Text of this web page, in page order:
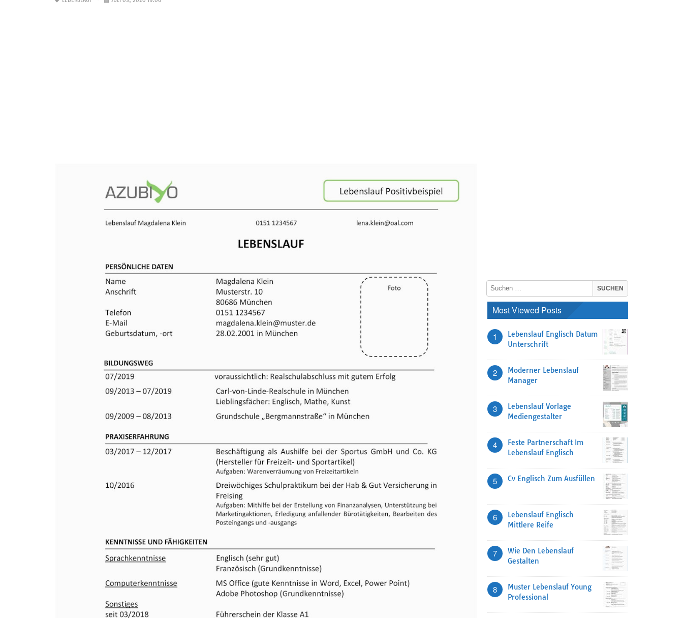
Most Viewed Posts
1
Lebenslauf Englisch Datum
Unterschrift
2
Moderner Lebenslauf
Manager
3
Lebenslauf Vorlage
Mediengestalter
4
Feste Partnerschaft Im
Lebenslauf Englisch
5 Cv Englisch Zum Ausfüllen
6
Lebenslauf Englisch
Mittlere Reife
7
Wie Den Lebenslauf
Gestalten
8
Muster Lebenslauf Young
Professional